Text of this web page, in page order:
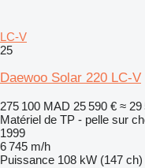
LC-V
25
Daewoo Solar 220 LC-V
275 100 MAD 25 590 € ≈ 29
Matériel de TP - pelle sur
1999
6 745 m/h
Puissance 108 kW (147 ch)